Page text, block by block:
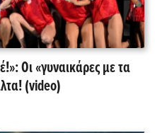
Οι «γυναικάρες με τα
(video)